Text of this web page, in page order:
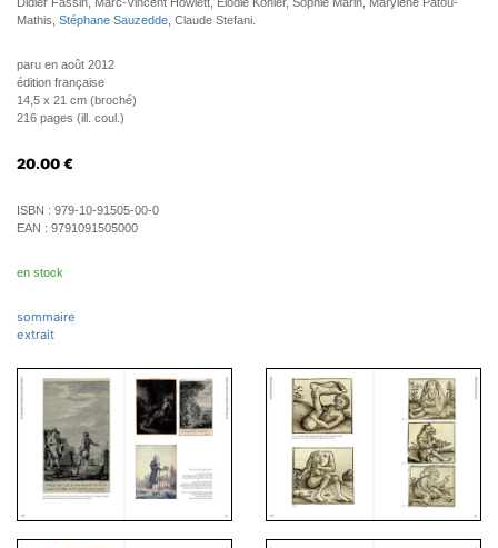
Mathis, Stéphane Sauzedde , Claude Stefani.
paru en août 2012
édition française
14,5 x 21 cm (broché)
216 pages (ill. coul.)
20.00 €
ISBN : 979-10-91505-00-0
EAN : 9791091505000
en stock
sommaire
extrait